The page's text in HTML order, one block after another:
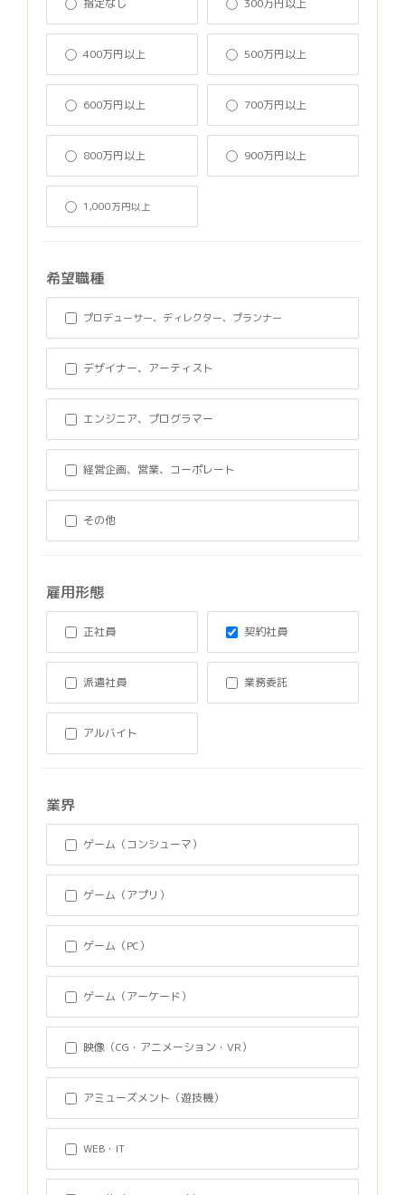
400万円以上 500万円以上
600万円以上 700万円以上
800万円以上 900万円以上
1,000万円以上
希望職種
プロデューサー、ディレクター、プランナー
デザイナー、アーティスト
エンジニア、プログラマー
経営企画、営業、コーポレート
その他
雇用形態
正社員 契約社員
派遣社員 業務委託
アルバイト
業界
ゲーム（コンシューマ）
ゲーム（アプリ）
ゲーム（PC）
ゲーム（アーケード）
映像（CG・アニメーション・VR）
アミューズメント（遊技機）
WEB・IT